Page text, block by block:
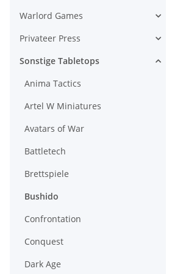
Warlord Games
Privateer Press
Sonstige Tabletops
Anima Tactics
Artel W Miniatures
Avatars of War
Battletech
Brettspiele
Bushido
Confrontation
Conquest
Dark Age